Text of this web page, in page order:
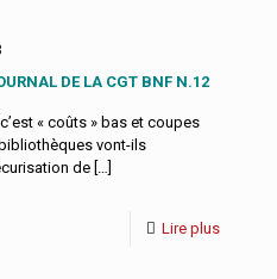
DE LA CGT BNF N.12
« coûts » bas et coupes
vont-ils
de […]
Lire plus